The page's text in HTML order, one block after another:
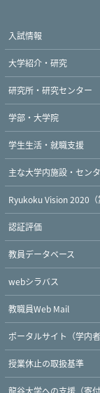
入試情報
大学紹介・研究
研究所・研究センター
学部・大学院
学生生活・就職支援
主な大学内施設・セン
Ryukoku Vision 2020（
認証評価
教員データベース
webシラバス
教職員Web Mail
ポータルサイト（学内者
授業休止の取扱基準
龍谷大学への支援（寄